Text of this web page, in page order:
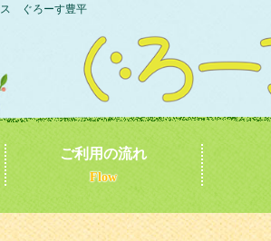
ス ぐろーす豊平
ご利用の流れ
Flow